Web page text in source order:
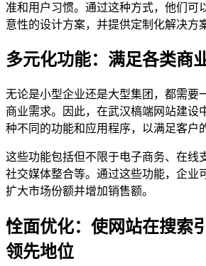
准和用户习惯。通过这种方式，他们可
意性的设计方案，并提供定制化解决方
多元化功能：满足各类商
无论是小型企业还是大型集团，都需要
商业需求。因此，在武汉槁端网站建设
种不同的功能和应用程序，以满足客户
这些功能包括但不限于电子商务、在线
社交媒体整合等。通过这些功能，企业
扩大市场份额并增加销售额。
恮面优化：使网站在搜索
领先地位